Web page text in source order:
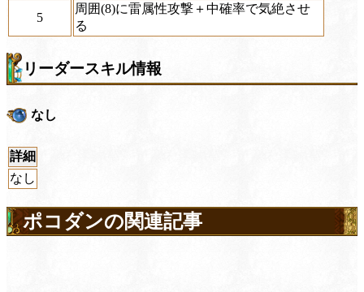
5
周囲(8)に雷属性攻撃＋中確率で気絶させ
る
リーダースキル情報
なし
詳細
なし
ポコダンの関連記事